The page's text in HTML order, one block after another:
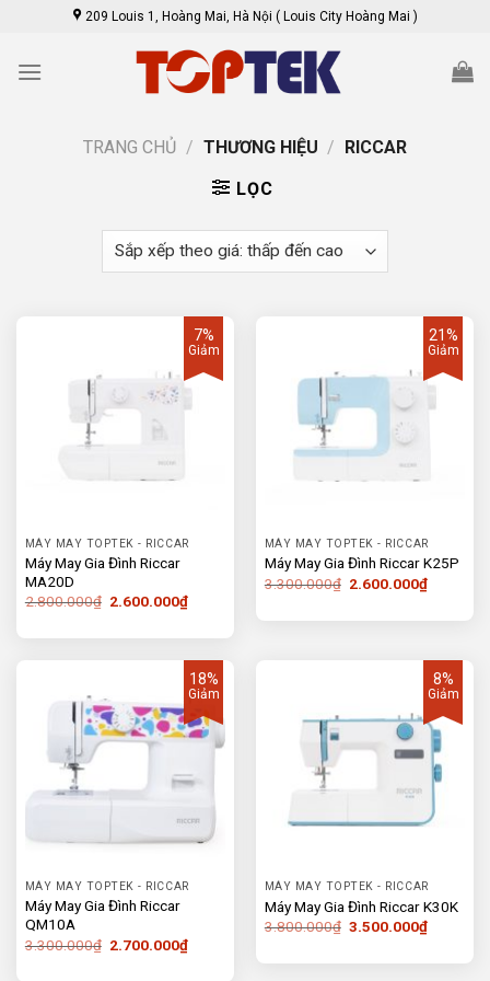
content
209 Louis 1, Hoàng Mai, Hà Nội ( Louis City Hoàng Mai )
TRANG CHỦ / THƯƠNG HIỆU / RICCAR
LỌC
7%
Giảm
MÁY MAY TOPTEK - RICCAR
Máy May Gia Đình Riccar
MA20D
2.800.000₫ Giá
2.800.000₫.
2.600.000₫Giá
hiện
là:
2.600.000₫.
21%
Giảm
MÁY MAY TOPTEK - RICCAR
Máy May Gia Đình Riccar K25P
3.300.000₫ Giá
3.300.000₫.
2.600.000₫Giá
hiện
là:
18%
Giảm
MÁY MAY TOPTEK - RICCAR
Máy May Gia Đình Riccar
QM10A
3.300.000₫ Giá
2.700.000₫Giá
hiện
8%
Giảm
MÁY MAY TOPTEK - RICCAR
Máy May Gia Đình Riccar K30K
3.800.000₫ Giá
3.800.000₫.
3.500.000₫Giá
hiện
là: